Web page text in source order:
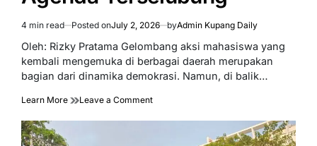
Estimated
read
time
4 min read Posted onJuly 2, 2026 byAdmin Kupang Daily
Oleh: Rizky Pratama Gelombang aksi mahasiswa yang
kembali mengemuka di berbagai daerah merupakan
bagian dari dinamika demokrasi. Namun, di balik…
Learn More Leave a Commenton